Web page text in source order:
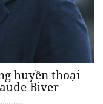
huyền thoại
Biver